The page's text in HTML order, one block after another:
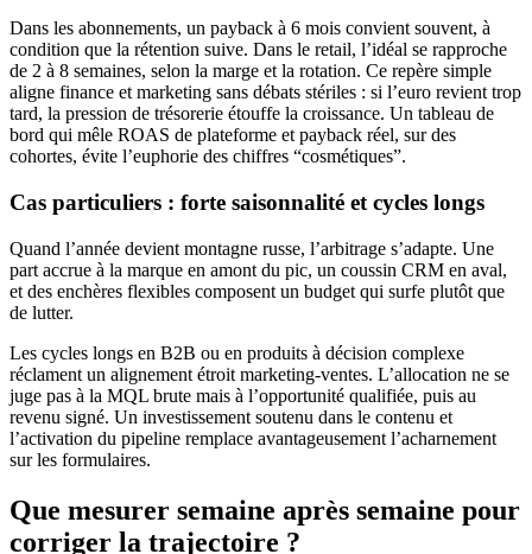
Dans les abonnements, un payback à 6 mois convient souvent, à
condition que la rétention suive. Dans le retail, l’idéal se rapproche
de 2 à 8 semaines, selon la marge et la rotation. Ce repère simple
aligne finance et marketing sans débats stériles : si l’euro revient trop
tard, la pression de trésorerie étouffe la croissance. Un tableau de
bord qui mêle ROAS de plateforme et payback réel, sur des
cohortes, évite l’euphorie des chiffres “cosmétiques”.
Cas particuliers : forte saisonnalité et cycles longs
Quand l’année devient montagne russe, l’arbitrage s’adapte. Une
part accrue à la marque en amont du pic, un coussin CRM en aval,
et des enchères flexibles composent un budget qui surfe plutôt que
de lutter.
Les cycles longs en B2B ou en produits à décision complexe
réclament un alignement étroit marketing-ventes. L’allocation ne se
juge pas à la MQL brute mais à l’opportunité qualifiée, puis au
revenu signé. Un investissement soutenu dans le contenu et
l’activation du pipeline remplace avantageusement l’acharnement
sur les formulaires.
Que mesurer semaine après semaine pour
corriger la trajectoire ?